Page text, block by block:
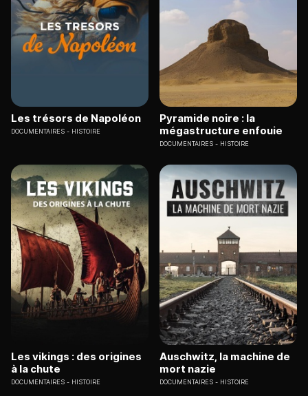
Les trésors de Napoléon
DOCUMENTAIRES HISTOIRE
Pyramide noire : la
mégastructure enfouie
DOCUMENTAIRES HISTOIRE
Les vikings : des origines
à la chute
DOCUMENTAIRES HISTOIRE
Auschwitz, la machine de
mort nazie
DOCUMENTAIRES HISTOIRE